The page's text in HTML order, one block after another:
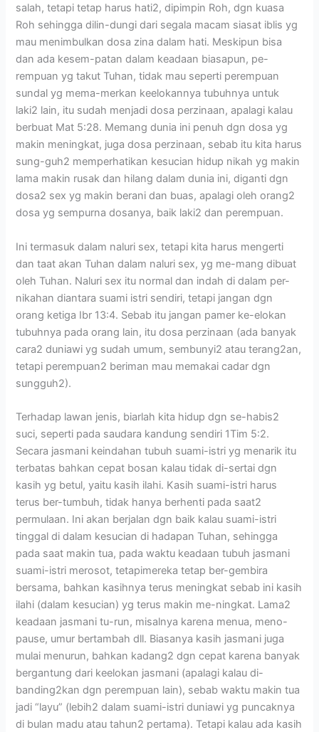
salah, tetapi tetap harus hati2, dipimpin Roh, dgn kuasa
Roh sehingga dilin-dungi dari segala macam siasat iblis yg
mau menimbulkan dosa zina dalam hati. Meskipun bisa
dan ada kesem-patan dalam keadaan biasapun, pe-
rempuan yg takut Tuhan, tidak mau seperti perempuan
sundal yg mema-merkan keelokannya tubuhnya untuk
laki2 lain, itu sudah menjadi dosa perzinaan, apalagi kalau
berbuat Mat 5:28. Memang dunia ini penuh dgn dosa yg
makin meningkat, juga dosa perzinaan, sebab itu kita harus
sung-guh2 memperhatikan kesucian hidup nikah yg makin
lama makin rusak dan hilang dalam dunia ini, diganti dgn
dosa2 sex yg makin berani dan buas, apalagi oleh orang2
dosa yg sempurna dosanya, baik laki2 dan perempuan.
Ini termasuk dalam naluri sex, tetapi kita harus mengerti
dan taat akan Tuhan dalam naluri sex, yg me-mang dibuat
oleh Tuhan. Naluri sex itu normal dan indah di dalam per-
nikahan diantara suami istri sendiri, tetapi jangan dgn
orang ketiga Ibr 13:4. Sebab itu jangan pamer ke-elokan
tubuhnya pada orang lain, itu dosa perzinaan (ada banyak
cara2 duniawi yg sudah umum, sembunyi2 atau terang2an,
tetapi perempuan2 beriman mau memakai cadar dgn
sungguh2).
Terhadap lawan jenis, biarlah kita hidup dgn se-habis2
suci, seperti pada saudara kandung sendiri 1Tim 5:2.
Secara jasmani keindahan tubuh suami-istri yg menarik itu
terbatas bahkan cepat bosan kalau tidak di-sertai dgn
kasih yg betul, yaitu kasih ilahi. Kasih suami-istri harus
terus ber-tumbuh, tidak hanya berhenti pada saat2
permulaan. Ini akan berjalan dgn baik kalau suami-istri
tinggal di dalam kesucian di hadapan Tuhan, sehingga
pada saat makin tua, pada waktu keadaan tubuh jasmani
suami-istri merosot, tetapimereka tetap ber-gembira
bersama, bahkan kasihnya terus meningkat sebab ini kasih
ilahi (dalam kesucian) yg terus makin me-ningkat. Lama2
keadaan jasmani tu-run, misalnya karena menua, meno-
pause, umur bertambah dll. Biasanya kasih jasmani juga
mulai menurun, bahkan kadang2 dgn cepat karena banyak
bergantung dari keelokan jasmani (apalagi kalau di-
banding2kan dgn perempuan lain), sebab waktu makin tua
jadi “layu” (lebih2 dalam suami-istri duniawi yg puncaknya
di bulan madu atau tahun2 pertama). Tetapi kalau ada kasih